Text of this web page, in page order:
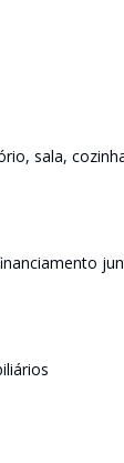
sala,